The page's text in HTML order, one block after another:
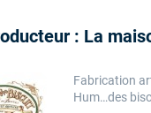
: La
Fabrication
Hum…des